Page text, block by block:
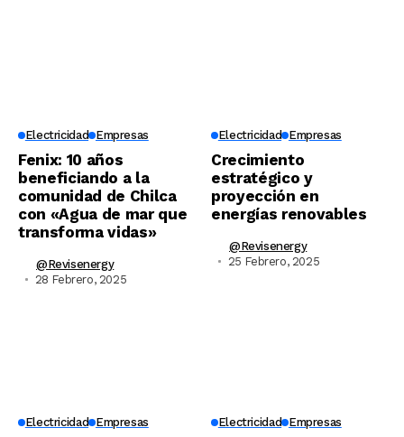
Electricidad Empresas
Fenix: 10 años
beneficiando a la
comunidad de Chilca
con «Agua de mar que
transforma vidas»
@revisenergy
28 Febrero, 2025
Electricidad Empresas
Crecimiento
estratégico y
proyección en
energías renovables
@revisenergy
25 Febrero, 2025
Electricidad Empresas Electricidad Empresas